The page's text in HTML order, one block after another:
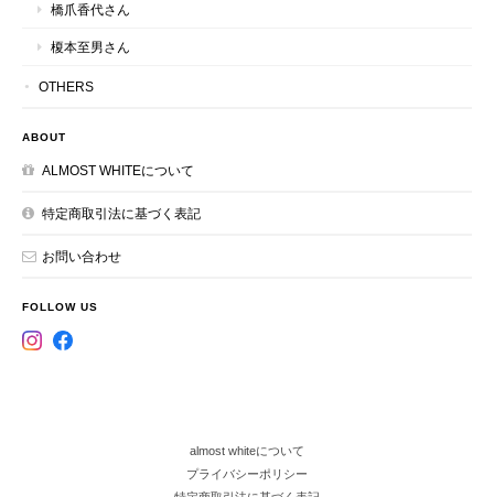
橋爪香代さん
榎本至男さん
OTHERS
ABOUT
ALMOST WHITEについて
特定商取引法に基づく表記
お問い合わせ
FOLLOW US
almost whiteについて
プライバシーポリシー